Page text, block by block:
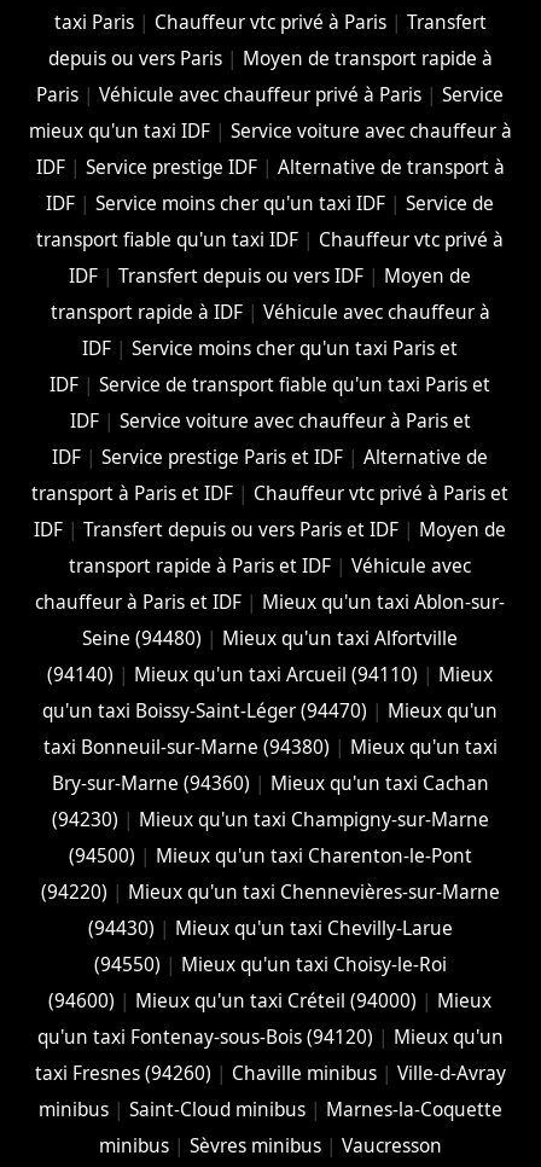
taxi Paris| Chauffeur vtc privé à Paris| Transfert
depuis ou vers Paris| Moyen de transport rapide à
Paris |Véhicule avec chauffeur privé à Paris |Service
mieux qu'un taxi IDF| Service voiture avec chauffeur à
IDF| Service prestige IDF| Alternative de transport à
IDF |Service moins cher qu'un taxi IDF |Service de
transport fiable qu'un taxi IDF | Chauffeur vtc privé à
IDF |Transfert depuis ou vers IDF | Moyen de
transport rapide à IDF| Véhicule avec chauffeur à
IDF |Service moins cher qu'un taxi Paris et
IDF |Service de transport fiable qu'un taxi Paris et
IDF| Service voiture avec chauffeur à Paris et
IDF |Service prestige Paris et IDF |Alternative de
transport à Paris et IDF | Chauffeur vtc privé à Paris et
IDF |Transfert depuis ou vers Paris et IDF | Moyen de
transport rapide à Paris et IDF |Véhicule avec
chauffeur à Paris et IDF | Mieux qu'un taxi Ablon-sur-
Seine (94480) | Mieux qu'un taxi Alfortville
(94140) | Mieux qu'un taxi Arcueil (94110) | Mieux
qu'un taxi Boissy-Saint-Léger (94470) | Mieux qu'un
taxi Bonneuil-sur-Marne (94380) | Mieux qu'un taxi
Bry-sur-Marne (94360) | Mieux qu'un taxi Cachan
(94230) | Mieux qu'un taxi Champigny-sur-Marne
(94500) | Mieux qu'un taxi Charenton-le-Pont
(94220) | Mieux qu'un taxi Chennevières-sur-Marne
(94430) | Mieux qu'un taxi Chevilly-Larue
(94550) | Mieux qu'un taxi Choisy-le-Roi
(94600) | Mieux qu'un taxi Créteil (94000) | Mieux
qu'un taxi Fontenay-sous-Bois (94120) | Mieux qu'un
taxi Fresnes (94260) | Chaville minibus| Ville-d-Avray
minibus| Saint-Cloud minibus| Marnes-la-Coquette
minibus| Sèvres minibus| Vaucresson